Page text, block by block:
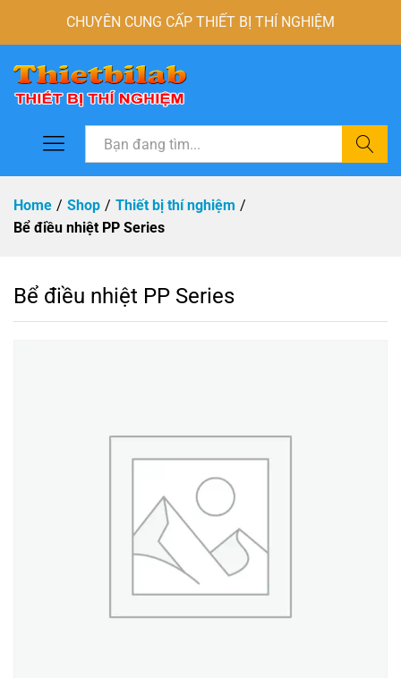
CHUYÊN CUNG CẤP THIẾT BỊ THÍ NGHIỆM
Tìm
Home / Shop / Thiết bị thí nghiệm /
Bể điều nhiệt PP Series
Bể điều nhiệt PP Series